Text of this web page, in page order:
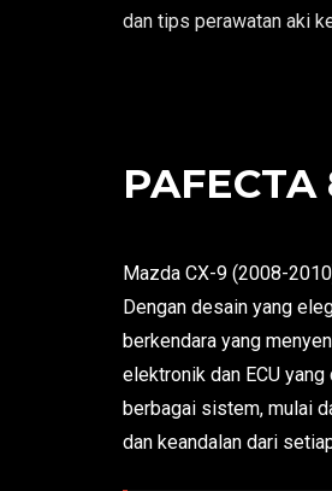
dan tips perawatan aki
Mazda CX-9 (2008-
Dengan desain yang
berkendara yang
elektronik dan ECU
berbagai sistem, mulai
dan keandalan dari